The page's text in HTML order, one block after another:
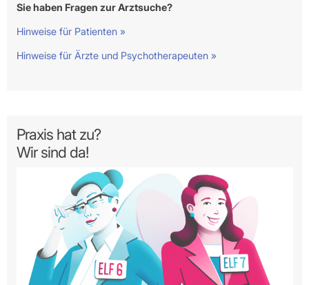
Sie haben Fragen zur Arztsuche?
Hinweise für Patienten »
Hinweise für Ärzte und Psychotherapeuten »
Praxis hat zu?
Wir sind da!